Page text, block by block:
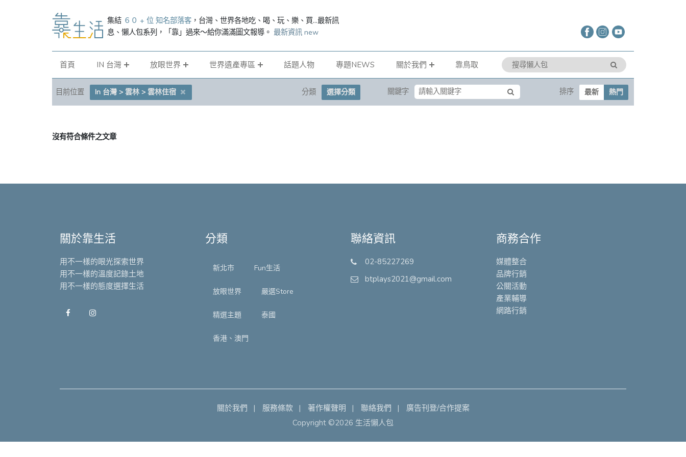
集結 ６０ + 位 知名部落客 ，台灣、世界各地吃、喝、玩、樂、買...最新訊
息、懶人包系列，「靠」過來～給你滿滿圖文報導。 最新資訊 new
首頁 IN 台灣 放眼世界 世界遺產專區 話題人物 專題NEWS 關於我們 靠鳥取
目前位置 In 台灣 > 雲林 > 雲林住宿 分類 選擇分類 關鍵字 排序 最新 熱門
沒有符合條件之文章
關於靠生活
用不一樣的眼光探索世界
用不一樣的溫度記錄土地
用不一樣的態度選擇生活
分類
新北市 Fun生活
放眼世界 嚴選Store
精選主題 泰國
香港、澳門
聯絡資訊
02-85227269
btplays2021@gmail.com
商務合作
媒體整合
品牌行銷
公關活動
產業輔導
網路行銷
關於我們 服務條款 著作權聲明 聯絡我們
廣告刊登/合作提案
Copyright ©2026 生活懶人包